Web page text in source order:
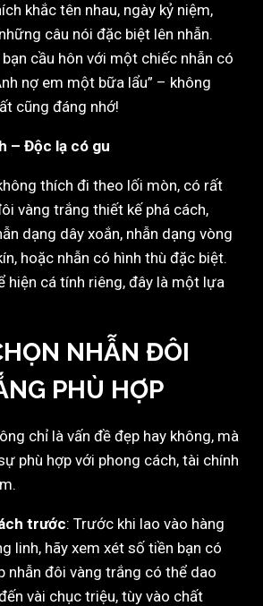
khắc tên nhau, ngày kỷ niệm,
câu nói đặc biệt lên nhẫn.
cầu hôn với một chiếc nhẫn có
nợ em một bữa lẩu” – không
cũng đáng nhớ!
– Độc lạ có gu
thích đi theo lối mòn, có rất
vàng trắng thiết kế phá cách,
dạng dây xoắn, nhẫn dạng vòng
hoặc nhẫn có hình thù đặc biệt.
hiện cá tính riêng, đây là một lựa
NHẪN ĐÔI
PHÙ HỢP
chỉ là vấn đề đẹp hay không, mà
phù hợp với phong cách, tài chính
trước: Trước khi lao vào hàng
linh, hãy xem xét số tiền bạn có
nhẫn đôi vàng trắng có thể dao
vài chục triệu, tùy vào chất